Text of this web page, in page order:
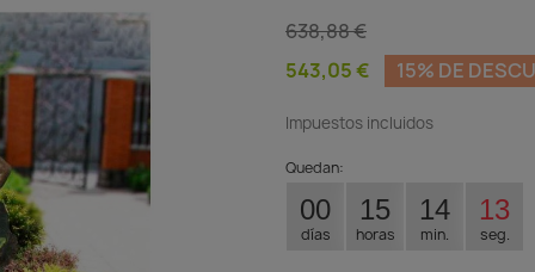
638,88 €
543,05 €
15% DE
Impuestos incluidos
Quedan:
00
días
15
horas
14
min.
12
seg.